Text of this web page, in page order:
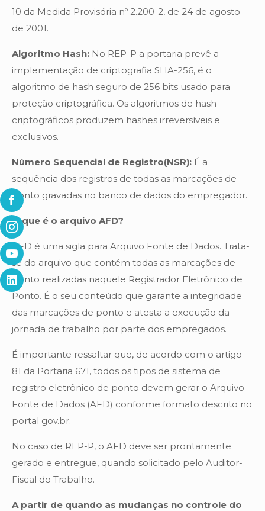
10 da Medida Provisória nº 2.200-2, de 24 de agosto
de 2001.
Algoritmo Hash: No REP-P a portaria prevê a
implementação de criptografia SHA-256, é o
algoritmo de hash seguro de 256 bits usado para
proteção criptográfica. Os algoritmos de hash
criptográficos produzem hashes irreversíveis e
exclusivos.
Número Sequencial de Registro(NSR): É a
sequência dos registros de todas as marcações de
ponto gravadas no banco de dados do empregador.
O que é o arquivo AFD?
AFD é uma sigla para Arquivo Fonte de Dados. Trata-
se do arquivo que contém todas as marcações de
ponto realizadas naquele Registrador Eletrônico de
Ponto. É o seu conteúdo que garante a integridade
das marcações de ponto e atesta a execução da
jornada de trabalho por parte dos empregados.
É importante ressaltar que, de acordo com o artigo
81 da Portaria 671, todos os tipos de sistema de
registro eletrônico de ponto devem gerar o Arquivo
Fonte de Dados (AFD) conforme formato descrito no
portal gov.br.
No caso de REP-P, o AFD deve ser prontamente
gerado e entregue, quando solicitado pelo Auditor-
Fiscal do Trabalho.
A partir de quando as mudanças no controle do